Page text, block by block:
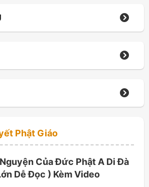
Phật Giáo
Của Đức Phật A Di Đà
Dễ Đọc ) Kèm Video